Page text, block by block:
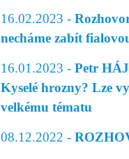
16.02.2023 -
necháme zabít
16.01.2023 - Petr
Kyselé hrozny? Lze
velkému tématu
08.12.2022 -